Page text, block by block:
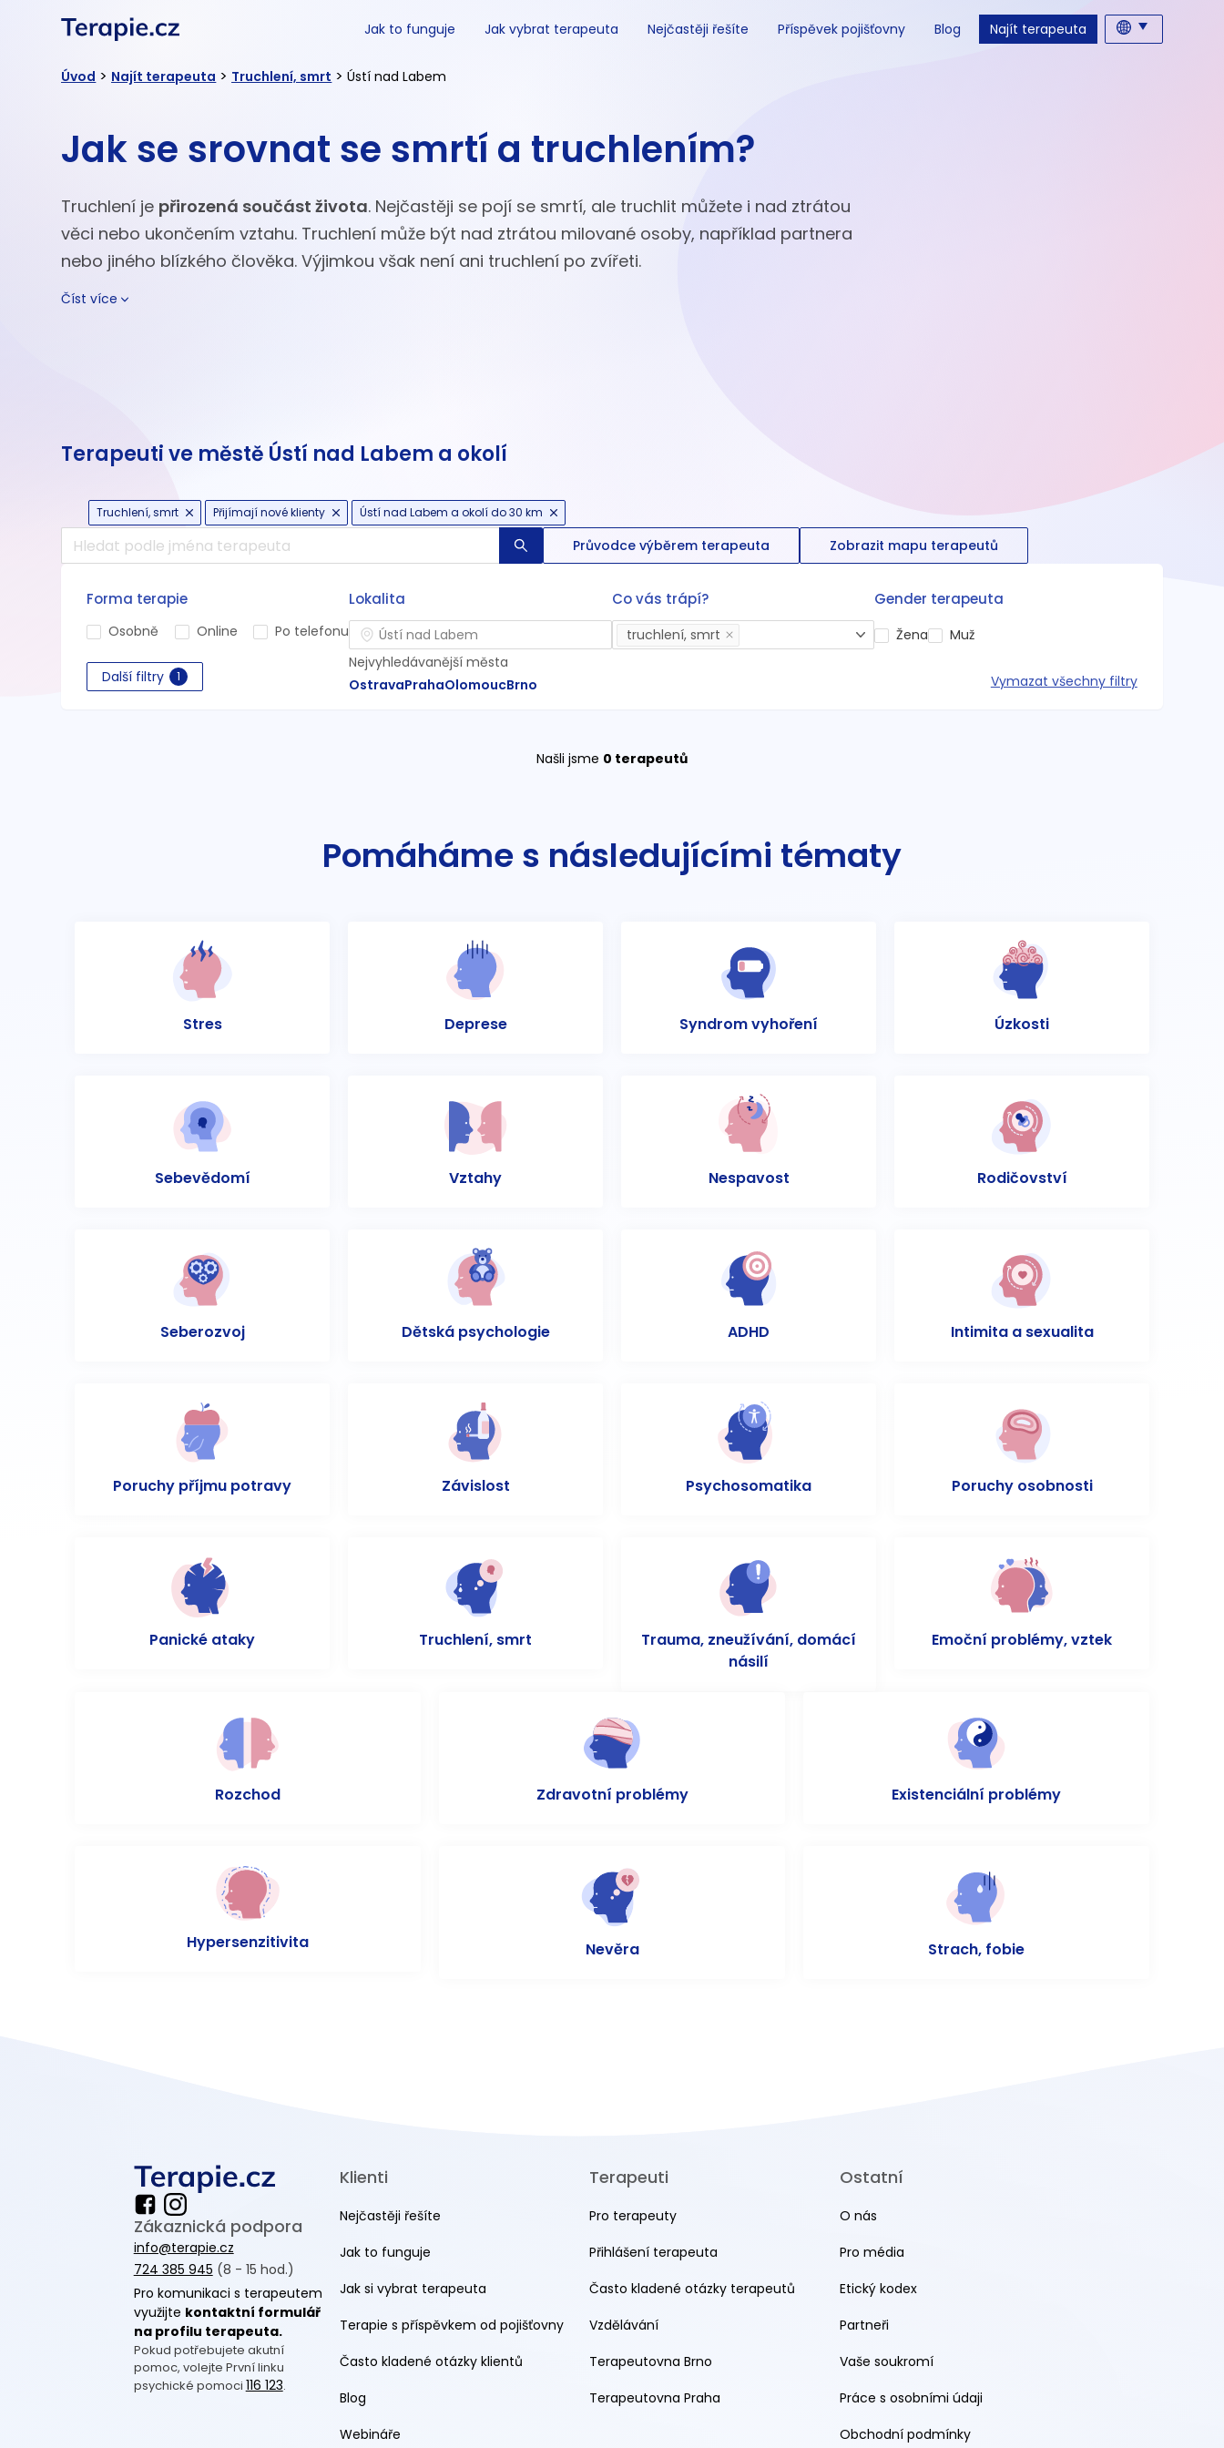
Jak to funguje Jak vybrat terapeuta Nejčastěji řešíte Příspěvek pojišťovny Blog Najít terapeuta
Úvod > Najít terapeuta > Truchlení, smrt > Ústí nad Labem
Jak se srovnat se smrtí a truchlením?
Truchlení je přirozená součást života. Nejčastěji se pojí se smrtí, ale truchlit můžete i nad ztrátou
věci nebo ukončením vztahu. Truchlení může být nad ztrátou milované osoby, například partnera
nebo jiného blízkého člověka. Výjimkou však není ani truchlení po zvířeti.
Číst více
Terapeuti ve městě Ústí nad Labem a okolí
Průvodce výběrem terapeuta Zobrazit mapu terapeutů
Forma terapie
Osobně Online Po telefonu
Lokalita
Nejvyhledávanější města
OstravaPrahaOlomoucBrno
Co vás trápí?
truchlení, smrt
Gender terapeuta
Žena Muž
Další filtry 1 Vymazat všechny filtry
Truchlení, smrt Přijímají nové klienty Ústí nad Labem a okolí do 30 km
Našli jsme 0 terapeutů
Pomáháme s následujícími tématy
Stres Deprese Syndrom vyhoření Úzkosti
Sebevědomí Vztahy Nespavost Rodičovství
Seberozvoj Dětská psychologie ADHD Intimita a sexualita
Poruchy příjmu potravy Závislost Psychosomatika Poruchy osobnosti
Panické ataky Truchlení, smrt
Trauma, zneužívání, domácí
násilí
Emoční problémy, vztek
Rozchod Zdravotní problémy Existenciální problémy
Hypersenzitivita Nevěra Strach, fobie
Zákaznická podpora
info@terapie.cz
724 385 945 (8 - 15 hod.)
Pro komunikaci s terapeutem
využijte kontaktní formulář
na profilu terapeuta.
Pokud potřebujete akutní
pomoc, volejte První linku
psychické pomoci 116 123.
Klienti
Nejčastěji řešíte
Jak to funguje
Jak si vybrat terapeuta
Terapie s příspěvkem od pojišťovny
Často kladené otázky klientů
Blog
Webináře
Terapeuti
Pro terapeuty
Přihlášení terapeuta
Často kladené otázky terapeutů
Vzdělávání
Terapeutovna Brno
Terapeutovna Praha
Ostatní
O nás
Pro média
Etický kodex
Partneři
Vaše soukromí
Práce s osobními údaji
Obchodní podmínky